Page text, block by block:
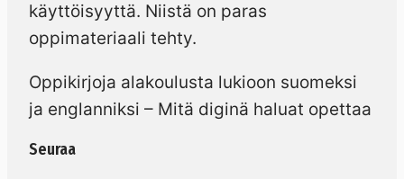
käyttöisyyttä. Niistä on paras
oppimateriaali tehty.
Oppikirjoja alakoulusta lukioon suomeksi
ja englanniksi – Mitä diginä haluat opettaa
Seuraa